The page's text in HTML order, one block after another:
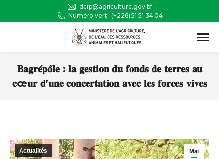
dcrp@agriculture.gov.bf
Numéro vert : (+226) 51 51 34 04
𝐁𝐚𝐠𝐫𝐞́𝐩𝐨̂𝐥𝐞 : 𝐥𝐚 𝐠𝐞𝐬𝐭𝐢𝐨𝐧 𝐝𝐮 𝐟𝐨𝐧𝐝𝐬 𝐝𝐞 𝐭𝐞𝐫𝐫𝐞𝐬 𝐚𝐮
𝐜œ𝐮𝐫 𝐝’𝐮𝐧𝐞 𝐜𝐨𝐧𝐜𝐞𝐫𝐭𝐚𝐭𝐢𝐨𝐧 𝐚𝐯𝐞𝐜 𝐥𝐞𝐬 𝐟𝐨𝐫𝐜𝐞𝐬 𝐯𝐢𝐯𝐞𝐬
Mai
Actualités